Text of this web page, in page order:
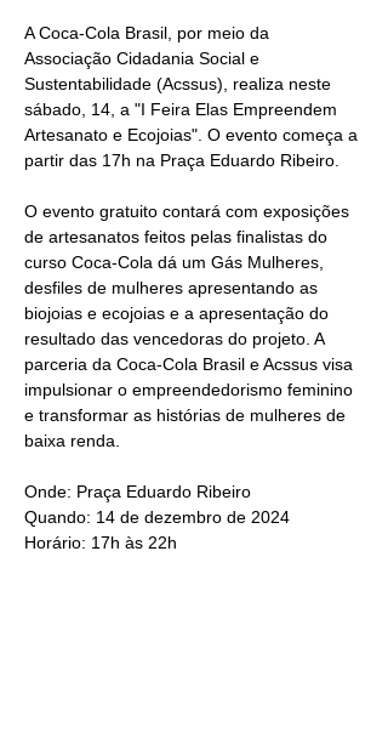
A Coca-Cola Brasil, por meio da
Associação Cidadania Social e
Sustentabilidade (Acssus), realiza neste
sábado, 14, a "I Feira Elas Empreendem
Artesanato e Ecojoias". O evento começa a
partir das 17h na Praça Eduardo Ribeiro.
O evento gratuito contará com exposições
de artesanatos feitos pelas finalistas do
curso Coca-Cola dá um Gás Mulheres,
desfiles de mulheres apresentando as
biojoias e ecojoias e a apresentação do
resultado das vencedoras do projeto. A
parceria da Coca-Cola Brasil e Acssus visa
impulsionar o empreendedorismo feminino
e transformar as histórias de mulheres de
baixa renda.
Onde: Praça Eduardo Ribeiro
Quando: 14 de dezembro de 2024
Horário: 17h às 22h